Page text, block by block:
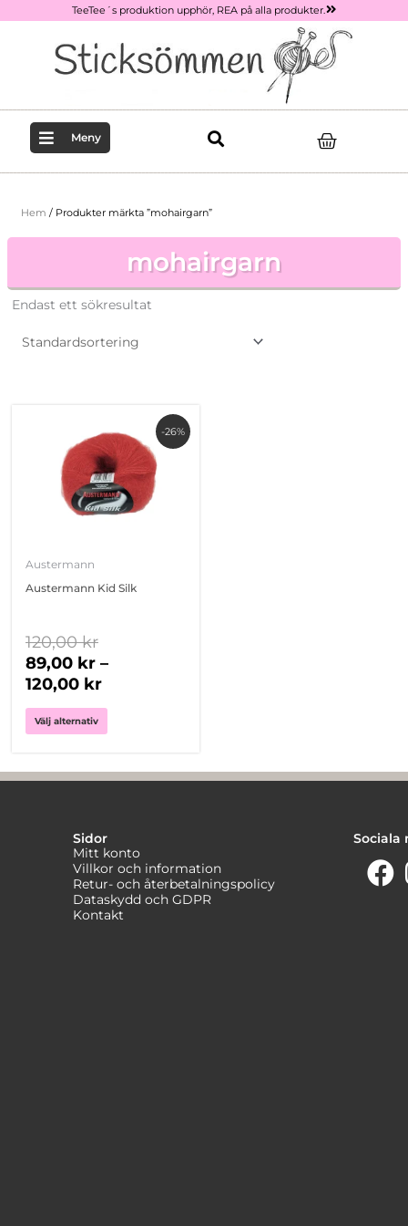
TeeTee´s produktion upphör, REA på alla produkter.
Meny
Hem / Produkter märkta ”mohairgarn”
mohairgarn
Endast ett sökresultat
-26%
Austermann
Austermann Kid Silk
120,00kr
89,00 kr –
120,00 kr
Välj alternativ
här
produkten
har
flera
varianter.
kan
Sidor
Mitt konto
Villkor och information
Retur- och återbetalningspolicy
Dataskydd och GDPR
Kontakt
Sociala